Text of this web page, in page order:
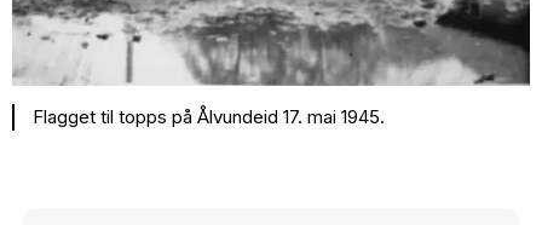
Flagget til topps på Ålvundeid 17. mai 1945.